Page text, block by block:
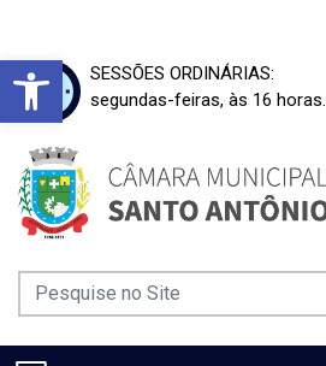
Barra deSESSÕES ORDINÁRIAS:
segundas-feiras, às 16 horas.